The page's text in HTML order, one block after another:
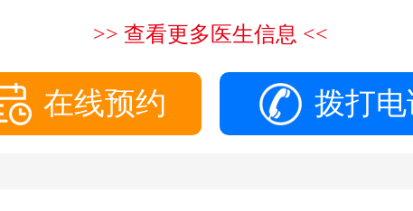
>> 查看更多医生信息 <<
在线预约 拨打电